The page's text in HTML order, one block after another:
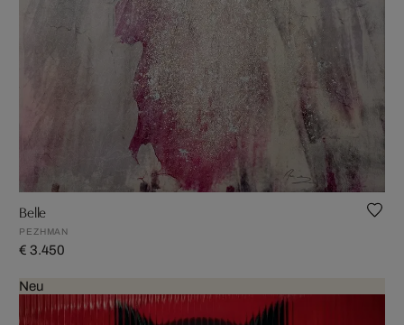
Belle
PEZHMAN
€ 3.450
Neu